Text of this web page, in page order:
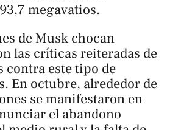
megavatios.
de Musk chocan
las críticas reiteradas de
contra este tipo de
En octubre, alrededor de
se manifestaron en
el abandono